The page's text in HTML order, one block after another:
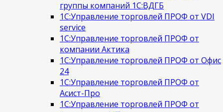
группы компаний 1С:ВДГБ
1С:Управление торговлей ПРОФ от VDI
service
1С:Управление торговлей ПРОФ от
компании Актика
1С:Управление торговлей ПРОФ от Офис
24
1С:Управление торговлей ПРОФ от
Асист-Про
1С:Управление торговлей ПРОФ от